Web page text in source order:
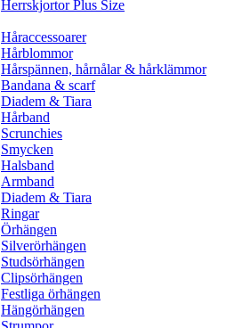
Herrskjortor Plus Size
Håraccessoarer
Hårblommor
Hårspännen, hårnålar & hårklämmor
Bandana & scarf
Diadem & Tiara
Hårband
Scrunchies
Smycken
Halsband
Armband
Diadem & Tiara
Ringar
Örhängen
Silverörhängen
Studsörhängen
Clipsörhängen
Festliga örhängen
Hängörhängen